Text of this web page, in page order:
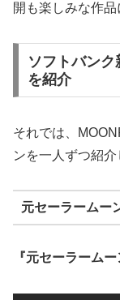
開も楽しみな作品
ソフトバン
を紹介
それでは、
ンを一人ずつ紹介
元セーラームー
『元セーラーム